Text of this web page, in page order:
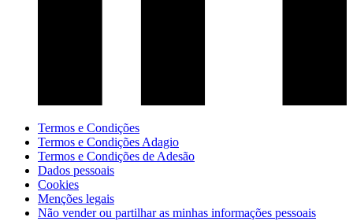
Termos e Condições
Termos e Condições Adagio
Termos e Condições de Adesão
Dados pessoais
Cookies
Menções legais
Não vender ou partilhar as minhas informações pessoais